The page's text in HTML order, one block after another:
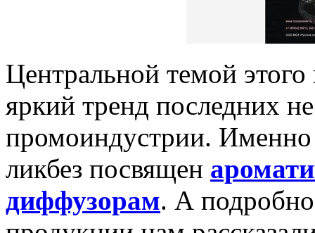
Центральной темой
яркий тренд последних
промоиндустрии.
ликбез посвящен
диффузорам. А